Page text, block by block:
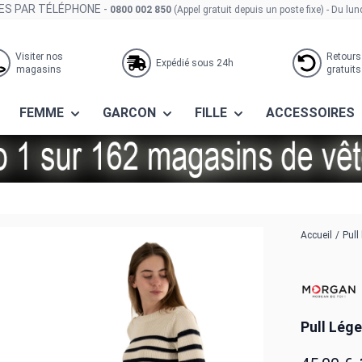
PAR TÉLÉPHONE - 0800 002 850 (Appel gratuit depuis un poste fixe) - Du
Visiter nos
magasins
Expédié sous 24h
Retours
gratuits
FEMME GARCON FILLE ACCESSOIRES
Accueil /
Pull